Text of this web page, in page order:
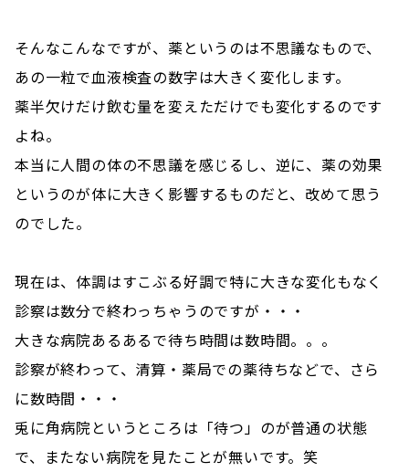
そんなこんなですが、薬というのは不思議なもので、
あの一粒で血液検査の数字は大きく変化します。
薬半欠けだけ飲む量を変えただけでも変化するのです
よね。
本当に人間の体の不思議を感じるし、逆に、薬の効果
というのが体に大きく影響するものだと、改めて思う
のでした。
現在は、体調はすこぶる好調で特に大きな変化もなく
診察は数分で終わっちゃうのですが・・・
大きな病院あるあるで待ち時間は数時間。。。
診察が終わって、清算・薬局での薬待ちなどで、さら
に数時間・・・
兎に角病院というところは「待つ」のが普通の状態
で、またない病院を見たことが無いです。笑